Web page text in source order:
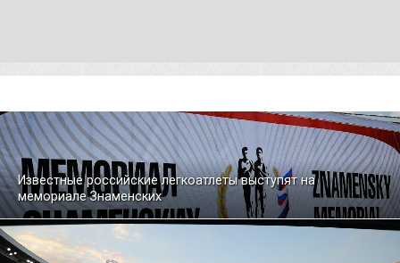
Известные российские легкоатлеты выступят на
мемориале Знаменских